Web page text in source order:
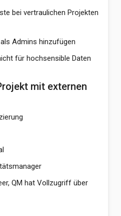
bei vertraulichen Projekten
Admins hinzufügen
für hochsensible Daten
mit externen
QM hat Vollzugriff über